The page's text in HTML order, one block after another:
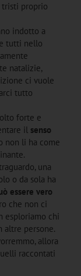
tristi proprio
indotto a
tutti nello
natalizie,
ci vuole
tutto
forte e
il senso
non li ha come
una
o da sola ha
essere vero
che non ci
esploriamo chi
altre persone.
allora
raccontati